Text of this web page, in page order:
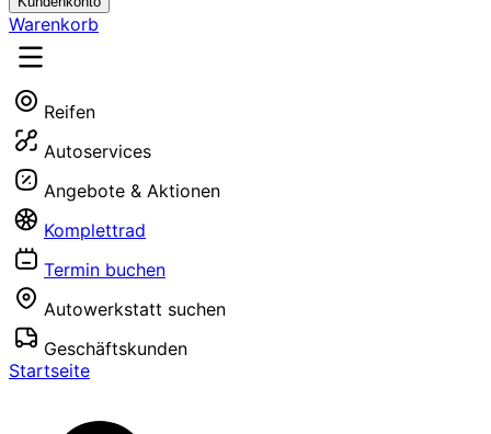
Warenkorb
Reifen
Autoservices
Angebote & Aktionen
Komplettrad
Termin buchen
Autowerkstatt suchen
Geschäftskunden
Startseite